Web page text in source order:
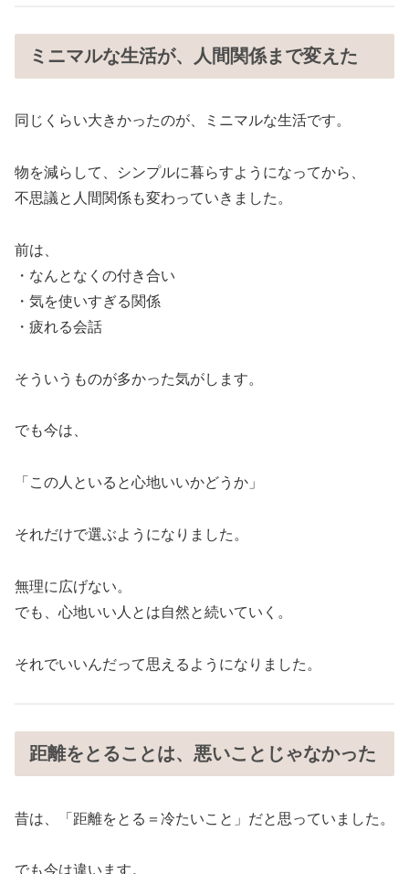
ミニマルな生活が、人間関係まで変えた
同じくらい大きかったのが、ミニマルな生活です。
物を減らして、シンプルに暮らすようになってから、
不思議と人間関係も変わっていきました。
前は、
・なんとなくの付き合い
・気を使いすぎる関係
・疲れる会話
そういうものが多かった気がします。
でも今は、
「この人といると心地いいかどうか」
それだけで選ぶようになりました。
無理に広げない。
でも、心地いい人とは自然と続いていく。
それでいいんだって思えるようになりました。
距離をとることは、悪いことじゃなかった
昔は、「距離をとる＝冷たいこと」だと思っていました。
でも今は違います。